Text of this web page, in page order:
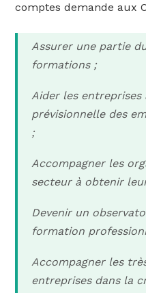
comptes demande aux
Assurer une partie
formations ;
Aider les
prévisionnelle des
;
Accompagner les
secteur à obtenir
Devenir un
formation
Accompagner les
entreprises dans la